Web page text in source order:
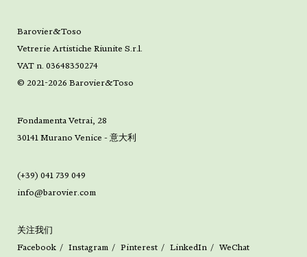
Barovier&Toso
Vetrerie Artistiche Riunite S.r.l.
VAT n. 03648350274
© 2021-2026 Barovier&Toso
Fondamenta Vetrai, 28
30141 Murano Venice - 意大利
(+39) 041 739 049
info@barovier.com
关注我们
Facebook
Instagram Pinterest LinkedIn WeChat